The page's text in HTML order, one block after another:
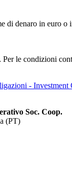
di denaro in euro
le condizioni
- Investment
Soc. Coop.
(PT)